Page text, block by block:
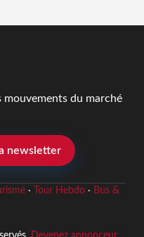
mouvements du marché
newsletter
· Tour Hebdo· Bus &
Devenez annonceur